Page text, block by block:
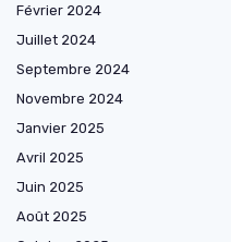
Février 2024
Juillet 2024
Septembre 2024
Novembre 2024
Janvier 2025
Avril 2025
Juin 2025
Août 2025